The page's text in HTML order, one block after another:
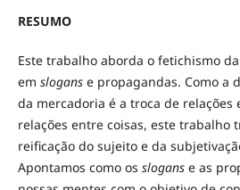
RESUMO
Este trabalho aborda o fetichismo
em sloganse propagandas. Como a
da mercadoria é a troca de relações
relações entre coisas, este trabalho
reificação do sujeito e da
Apontamos como os sloganse as